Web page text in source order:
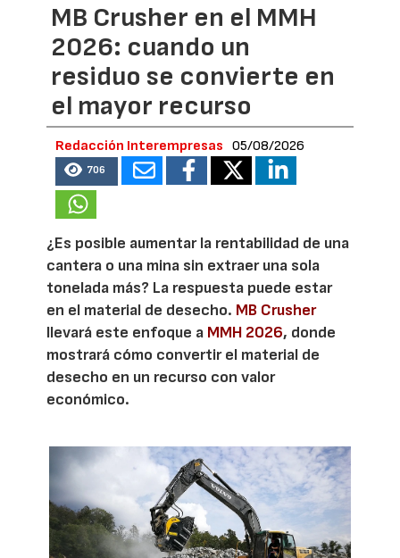
MB Crusher en el MMH
2026: cuando un
residuo se convierte en
el mayor recurso
Redacción Interempresas 05/08/2026
706
¿Es posible aumentar la rentabilidad de una
cantera o una mina sin extraer una sola
tonelada más? La respuesta puede estar
en el material de desecho. MB Crusher
llevará este enfoque a MMH 2026, donde
mostrará cómo convertir el material de
desecho en un recurso con valor
económico.